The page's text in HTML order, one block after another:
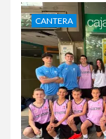
CANTERA